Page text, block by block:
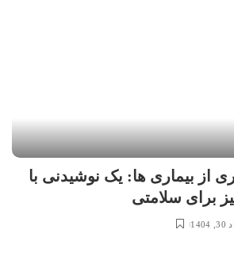
از بیماری ها: یک نوشیدنی با
برای سلامتی